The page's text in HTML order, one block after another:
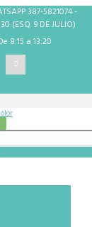
387-5821074 -
(ESQ. 9 DE JULIO)
8:15 a 13:20